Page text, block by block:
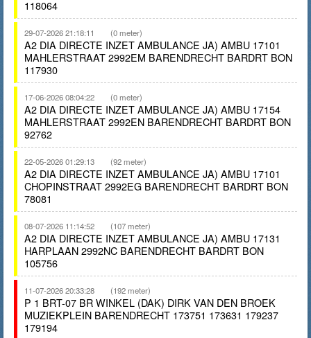
118064
29-07-2026 21:18:11 (0 meter)
A2 DIA DIRECTE INZET AMBULANCE JA) AMBU 17101
MAHLERSTRAAT 2992EM BARENDRECHT BARDRT BON
117930
17-06-2026 08:04:22 (0 meter)
A2 DIA DIRECTE INZET AMBULANCE JA) AMBU 17154
MAHLERSTRAAT 2992EN BARENDRECHT BARDRT BON
92762
22-05-2026 01:29:13 (92 meter)
A2 DIA DIRECTE INZET AMBULANCE JA) AMBU 17101
CHOPINSTRAAT 2992EG BARENDRECHT BARDRT BON
78081
08-07-2026 11:14:52 (107 meter)
A2 DIA DIRECTE INZET AMBULANCE JA) AMBU 17131
HARPLAAN 2992NC BARENDRECHT BARDRT BON
105756
11-07-2026 20:33:28 (192 meter)
P 1 BRT-07 BR WINKEL (DAK) DIRK VAN DEN BROEK
MUZIEKPLEIN BARENDRECHT 173751 173631 179237
179194